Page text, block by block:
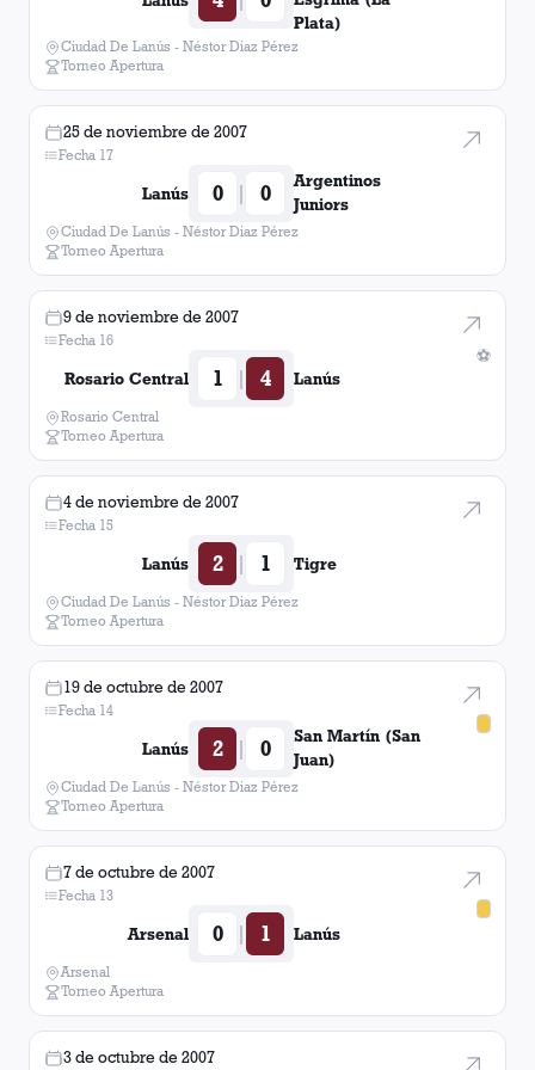
Instituto (Córdoba)
Tigre
San Martín (San Juan)
Independiente
Plata)
Ciudad De Lanús - Néstor Diaz Pérez
Torneo Apertura
25 de noviembre de 2007
Fecha 17
Lanús 0 | 0
Argentinos
Juniors
Ciudad De Lanús - Néstor Diaz Pérez
Torneo Apertura
⚽
9 de noviembre de 2007
Fecha 16
Rosario Central 1 | 4 Lanús
Rosario Central
Torneo Apertura
4 de noviembre de 2007
Fecha 15
Lanús 2 | 1 Tigre
Ciudad De Lanús - Néstor Diaz Pérez
Torneo Apertura
19 de octubre de 2007
Fecha 14
Lanús 2 | 0
San Martín (San
Juan)
Ciudad De Lanús - Néstor Diaz Pérez
Torneo Apertura
7 de octubre de 2007
Fecha 13
Arsenal 0 | 1 Lanús
Arsenal
Torneo Apertura
3 de octubre de 2007